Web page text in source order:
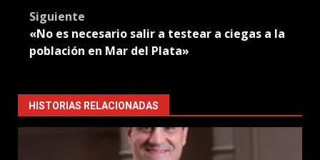
Siguiente
«No es necesario salir a testear a ciegas a la
población en Mar del Plata»
HISTORIAS RELACIONADAS